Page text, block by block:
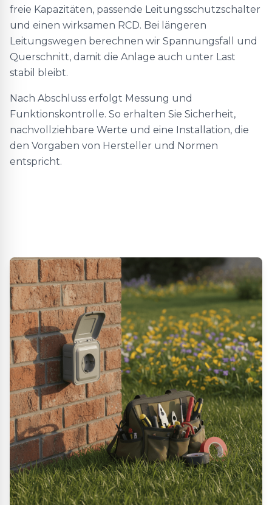
freie Kapazitäten, passende Leitungsschutzschalter
und einen wirksamen RCD. Bei längeren
Leitungswegen berechnen wir Spannungsfall und
Querschnitt, damit die Anlage auch unter Last
stabil bleibt.
Nach Abschluss erfolgt Messung und
Funktionskontrolle. So erhalten Sie Sicherheit,
nachvollziehbare Werte und eine Installation, die
den Vorgaben von Hersteller und Normen
entspricht.